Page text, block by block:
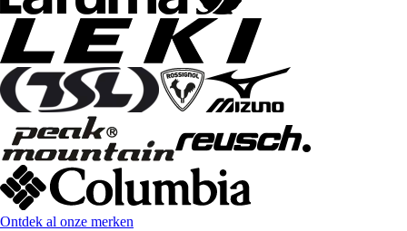
Ontdek al onze merken